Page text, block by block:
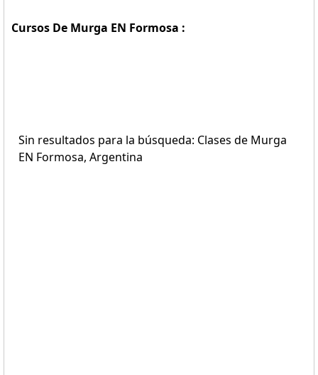
Cursos De Murga EN Formosa :
Sin resultados para la búsqueda: Clases de Murga
EN Formosa, Argentina